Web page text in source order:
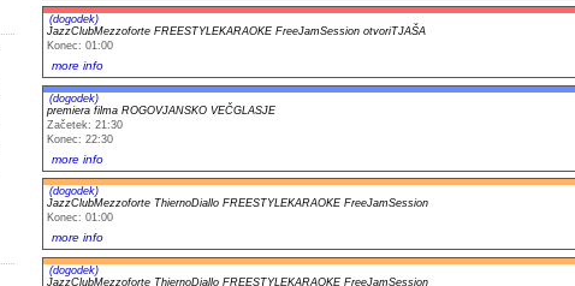
(dogodek)
JazzClubMezzoforte FREESTYLEKARAOKE FreeJamSession otvoriTJAŠA
Konec: 01:00
more info
(dogodek)
premiera filma ROGOVJANSKO VEČGLASJE
Začetek: 21:30
Konec: 22:30
more info
(dogodek)
JazzClubMezzoforte ThiernoDiallo FREESTYLEKARAOKE FreeJamSession
Konec: 01:00
more info
(dogodek)
JazzClubMezzoforte ThiernoDiallo FREESTYLEKARAOKE FreeJamSession